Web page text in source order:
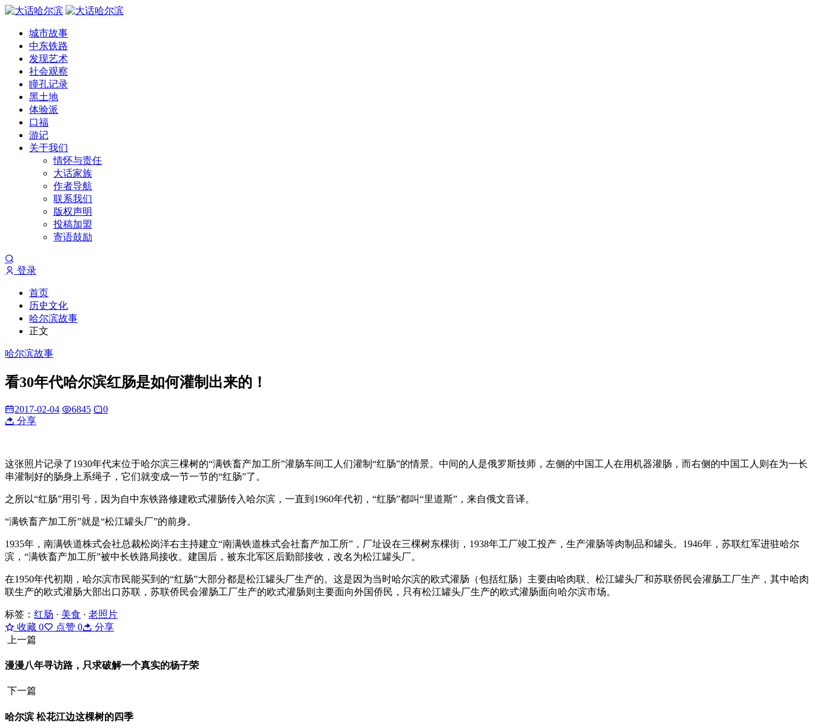
城市故事
中东铁路
发现艺术
社会观察
瞳孔记录
黑土地
体验派
口福
游记
关于我们
情怀与责任
大话家族
作者导航
联系我们
版权声明
投稿加盟
寄语鼓励
登录
首页
历史文化
哈尔滨故事
正文
哈尔滨故事
看30年代哈尔滨红肠是如何灌制出来的！
2017-02-04 6845
0
分享
这张照片记录了1930年代末位于哈尔滨三棵树的“满铁畜产加工所”灌肠车间工人们灌制“红肠”的情景。中间的人是俄罗斯技师，左侧的中国工人在用机器灌肠，而右侧的中国工人则在为一长
串灌制好的肠身上系绳子，它们就变成一节一节的“红肠”了。
之所以“红肠”用引号，因为自中东铁路修建欧式灌肠传入哈尔滨，一直到1960年代初，“红肠”都叫“里道斯”，来自俄文音译。
“满铁畜产加工所”就是“松江罐头厂”的前身。
1935年，南满铁道株式会社总裁松岗洋右主持建立“南满铁道株式会社畜产加工所”，厂址设在三棵树东棵街，1938年工厂竣工投产，生产灌肠等肉制品和罐头。1946年，苏联红军进驻哈尔
滨，“满铁畜产加工所”被中长铁路局接收。建国后，被东北军区后勤部接收，改名为松江罐头厂。
在1950年代初期，哈尔滨市民能买到的“红肠”大部分都是松江罐头厂生产的。这是因为当时哈尔滨的欧式灌肠（包括红肠）主要由哈肉联、松江罐头厂和苏联侨民会灌肠工厂生产，其中哈肉
联生产的欧式灌肠大部出口苏联，苏联侨民会灌肠工厂生产的欧式灌肠则主要面向外国侨民，只有松江罐头厂生产的欧式灌肠面向哈尔滨市场。
标签： 红肠 · 美食 · 老照片
收藏 0 点赞 0
分享
上一篇
漫漫八年寻访路，只求破解一个真实的杨子荣
下一篇
哈尔滨 松花江边这棵树的四季